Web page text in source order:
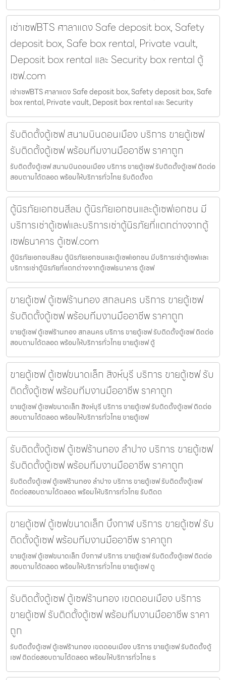
เช่าเซฟBTS ศาลาแดง Safe deposit box, Safety
deposit box, Safe box rental, Private vault,
Deposit box rental และ Security box rental ตู้
เซฟ.com
เช่าเซฟBTS ศาลาแดง Safe deposit box, Safety deposit box, Safe
box rental, Private vault, Deposit box rental และ Security
รับติดตั้งตู้เซฟ สนามบินดอนเมือง บริการ ขายตู้เซฟ
รับติดตั้งตู้เซฟ พร้อมทีมงานมืออาชีพ ราคาถูก
รับติดตั้งตู้เซฟ สนามบินดอนเมือง บริการ ขายตู้เซฟ รับติดตั้งตู้เซฟ ติดต่อ
สอบถามได้ตลอด พร้อมให้บริการทั่วไทย รับติดตั้งต
ตู้นิรภัยเอกชนสีลม ตู้นิรภัยเอกชนและตู้เซฟเอกชน มี
บริการเช่าตู้เซฟและบริการเช่าตู้นิรภัยที่แตกต่างจากตู้
เซฟธนาคาร ตู้เซฟ.com
ตู้นิรภัยเอกชนสีลม ตู้นิรภัยเอกชนและตู้เซฟเอกชน มีบริการเช่าตู้เซฟและ
บริการเช่าตู้นิรภัยที่แตกต่างจากตู้เซฟธนาคาร ตู้เซฟ
ขายตู้เซฟ ตู้เซฟร้านทอง สกลนคร บริการ ขายตู้เซฟ
รับติดตั้งตู้เซฟ พร้อมทีมงานมืออาชีพ ราคาถูก
ขายตู้เซฟ ตู้เซฟร้านทอง สกลนคร บริการ ขายตู้เซฟ รับติดตั้งตู้เซฟ ติดต่อ
สอบถามได้ตลอด พร้อมให้บริการทั่วไทย ขายตู้เซฟ ตู้
ขายตู้เซฟ ตู้เซฟขนาดเล็ก สิงห์บุรี บริการ ขายตู้เซฟ รับ
ติดตั้งตู้เซฟ พร้อมทีมงานมืออาชีพ ราคาถูก
ขายตู้เซฟ ตู้เซฟขนาดเล็ก สิงห์บุรี บริการ ขายตู้เซฟ รับติดตั้งตู้เซฟ ติดต่อ
สอบถามได้ตลอด พร้อมให้บริการทั่วไทย ขายตู้เซฟ
รับติดตั้งตู้เซฟ ตู้เซฟร้านทอง ลำปาง บริการ ขายตู้เซฟ
รับติดตั้งตู้เซฟ พร้อมทีมงานมืออาชีพ ราคาถูก
รับติดตั้งตู้เซฟ ตู้เซฟร้านทอง ลำปาง บริการ ขายตู้เซฟ รับติดตั้งตู้เซฟ
ติดต่อสอบถามได้ตลอด พร้อมให้บริการทั่วไทย รับติดต
ขายตู้เซฟ ตู้เซฟขนาดเล็ก บึงกาฬ บริการ ขายตู้เซฟ รับ
ติดตั้งตู้เซฟ พร้อมทีมงานมืออาชีพ ราคาถูก
ขายตู้เซฟ ตู้เซฟขนาดเล็ก บึงกาฬ บริการ ขายตู้เซฟ รับติดตั้งตู้เซฟ ติดต่อ
สอบถามได้ตลอด พร้อมให้บริการทั่วไทย ขายตู้เซฟ ตู
รับติดตั้งตู้เซฟ ตู้เซฟร้านทอง เขตดอนเมือง บริการ
ขายตู้เซฟ รับติดตั้งตู้เซฟ พร้อมทีมงานมืออาชีพ ราคา
ถูก
รับติดตั้งตู้เซฟ ตู้เซฟร้านทอง เขตดอนเมือง บริการ ขายตู้เซฟ รับติดตั้งตู้
เซฟ ติดต่อสอบถามได้ตลอด พร้อมให้บริการทั่วไทย ร